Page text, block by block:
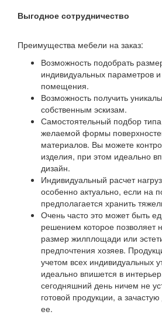
Выгодное сотрудничество
Преимущества мебели на заказ:
Возможность подобрать
индивидуальных параметров
помещения.
Возможность получить
собственным эскизам.
Самостоятельный подбор типа
желаемой формы
материалов. Вы можете
изделия, при этом идеально
дизайн.
Индивидуальный расчет
особенно актуально, если на
предполагается хранить
Очень часто это может быть
решением которое позволяет
размер жилплощади или
предпочтения хозяев.
учетом всех индивидуальных
идеально впишется в
сегодняшний день ничем не
готовой продукции, а
ее.